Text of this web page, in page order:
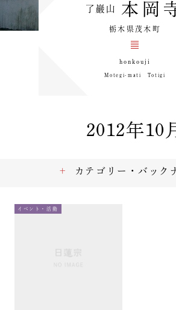
了巖山 本岡
栃木県茂木町
honkouji
Motegi-mati Totigi
2012年10
イベント・活動
カテゴリー・バック